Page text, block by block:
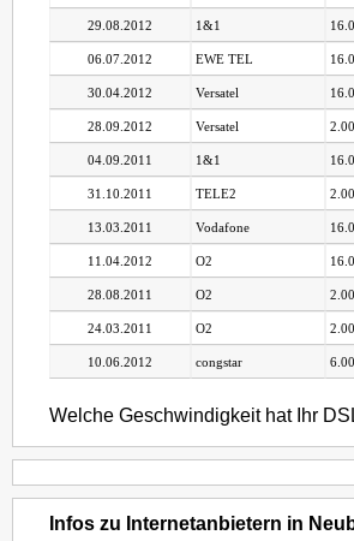
29.08.2012 1&1
06.07.2012 EWE TEL
30.04.2012 Versatel
28.09.2012 Versatel
04.09.2011 1&1
31.10.2011 TELE2
13.03.2011 Vodafone
11.04.2012 O2
28.08.2011 O2
24.03.2011 O2
10.06.2012 congstar
Welche Geschwindigkeit hat Ihr
Infos zu Internetanbietern in